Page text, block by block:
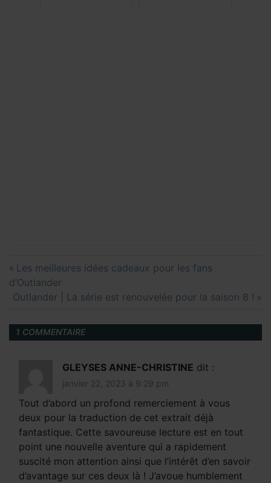
Navigation
de
l’article
Previous
Post:
Les meilleures idées cadeaux pour les fans
d’Outlander
Next
Outlander | La série est renouvelée pour la saison 8 !
1 COMMENTAIRE
GLEYSES ANNE-CHRISTINE dit :
janvier 22, 2023 à 9:29 pm
Tout d’abord un profond remerciement à vous
deux pour la traduction de cet extrait déjà
fantastique. Cette savoureuse lecture est en tout
point une nouvelle aventure qui a rapidement
suscité mon attention ainsi que l’intérêt d’en savoir
d’avantage sur ces deux là ! J’avoue humblement